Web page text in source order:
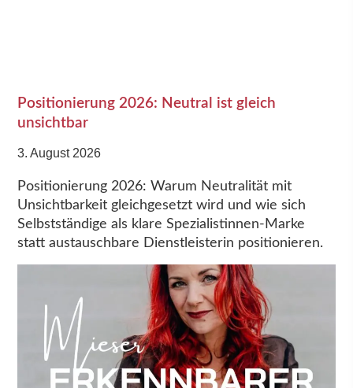
Positionierung 2026: Neutral ist gleich
unsichtbar
3. August 2026
Positionierung 2026: Warum Neutralität mit
Unsichtbarkeit gleichgesetzt wird und wie sich
Selbstständige als klare Spezialistinnen-Marke
statt austauschbare Dienstleisterin positionieren.